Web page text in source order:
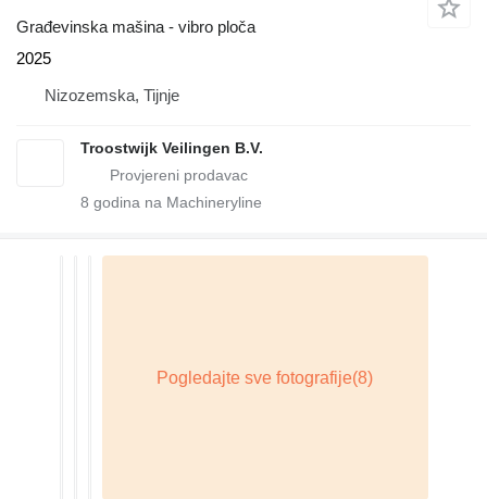
Građevinska mašina - vibro ploča
2025
Nizozemska, Tijnje
Troostwijk Veilingen B.V.
8 godina na Machineryline